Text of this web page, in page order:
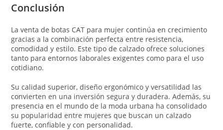
Conclusión
La venta de botas CAT para mujer continúa en crecimiento
gracias a la combinación perfecta entre resistencia,
comodidad y estilo. Este tipo de calzado ofrece soluciones
tanto para entornos laborales exigentes como para el uso
cotidiano.
Su calidad superior, diseño ergonómico y versatilidad las
convierten en una inversión segura y duradera. Además, su
presencia en el mundo de la moda urbana ha consolidado
su popularidad entre mujeres que buscan un calzado
fuerte, confiable y con personalidad.